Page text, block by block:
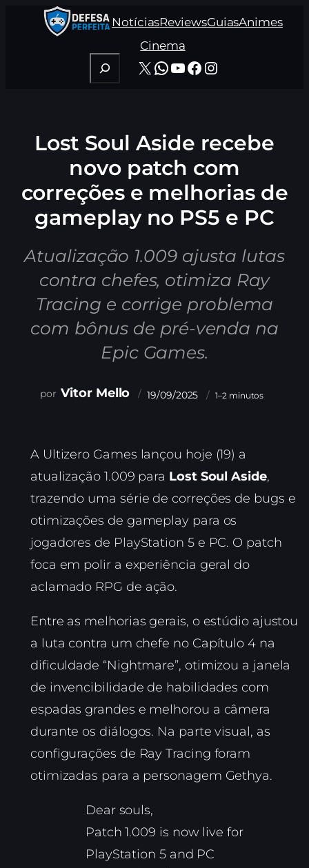
NotíciasReviewsGuiasAnimes
Cinema
Pesquisar
X WhatsApp
Youtube
Facebook
Instagram
Lost Soul Aside recebe
novo patch com
correções e melhorias de
gameplay no PS5 e PC
Atualização 1.009 ajusta lutas
contra chefes, otimiza Ray
Tracing e corrige problema
com bônus de pré-venda na
Epic Games.
Vitor Mello 19/09/2025 1–2 minutos
A Ultizero Games lançou hoje (19) a
atualização 1.009 para Lost Soul Aside,
trazendo uma série de correções de bugs e
otimizações de gameplay para os
jogadores de PlayStation 5 e PC. O patch
foca em polir a experiência geral do
aclamado RPG de ação.
Entre as melhorias gerais, o estúdio ajustou
a luta contra um chefe no Capítulo 4 na
dificuldade “Nightmare”, otimizou a janela
de invencibilidade de habilidades com
espadas grandes e melhorou a câmera
durante os diálogos. Na parte visual, as
configurações de Ray Tracing foram
otimizadas para a personagem Gethya.
Dear souls,
Patch 1.009 is now live for
PlayStation 5 and PC